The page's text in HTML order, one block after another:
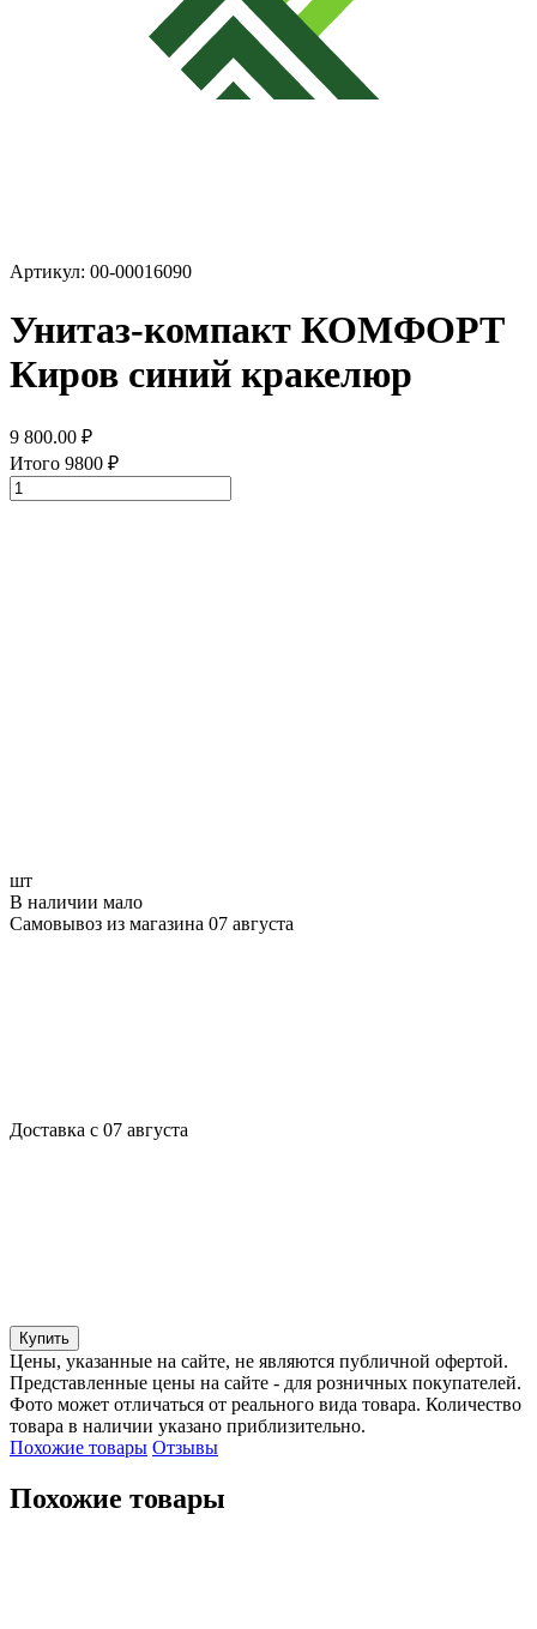
Артикул: 00-00016090
Унитаз-компакт КОМФОРТ
Киров синий кракелюр
9 800.00 ₽
Итого 9800 ₽
шт
В наличии мало
Самовывоз из магазина 07 августа
Доставка с 07 августа
Купить
Цены, указанные на сайте, не являются публичной офертой.
Представленные цены на сайте - для розничных покупателей.
Фото может отличаться от реального вида товара. Количество
товара в наличии указано приблизительно.
Похожие товары Отзывы
Похожие товары